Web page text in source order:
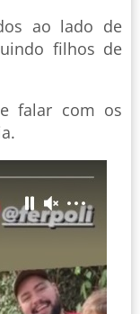
ao lado de
filhos de
falar com os